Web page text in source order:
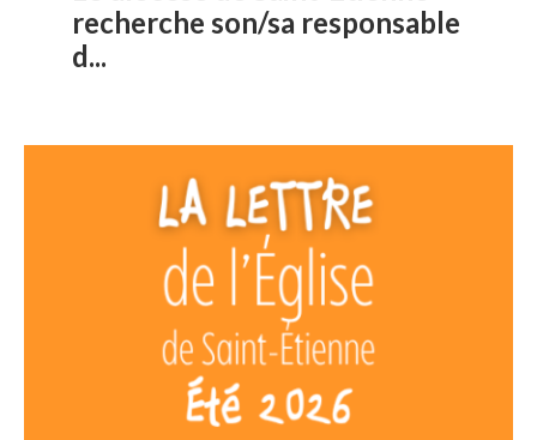
recherche son/sa responsable
d...